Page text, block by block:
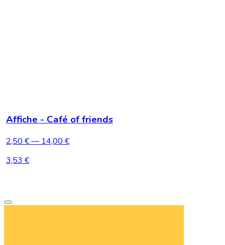
Affiche - Café of friends
2,50 €— 14,00 €
3,53 €